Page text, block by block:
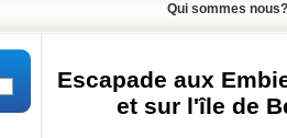
Qui sommes nous?
Escapade aux
et sur l'île de